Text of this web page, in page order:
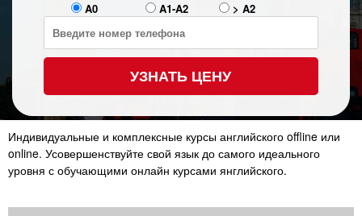
A0
A1-A2 > A2
УЗНАТЬ ЦЕНУ
Индивидуальные и комплексные курсы английского offline или
online. Усовершенствуйте свой язык до самого идеального
уровня с обучающими онлайн курсами янглийского.